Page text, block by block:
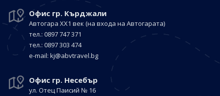
Офис гр. Кърджали
Автогара ХХ1 век (на входа на Автогарата)
тел.: 0897 747 371
тел.: 0897 303 474
е-mail: kj@abvtravel.bg
Офис гр. Несебър
ул. Отец Паисий № 16